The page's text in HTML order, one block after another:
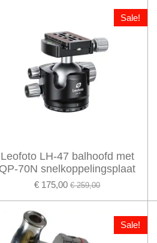
Sale!
Leofoto LH-47 balhoofd met
QP-70N snelkoppelingsplaat
€ 175,00 € 259,00
Sale!